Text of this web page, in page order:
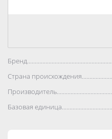
Страна
Базовая